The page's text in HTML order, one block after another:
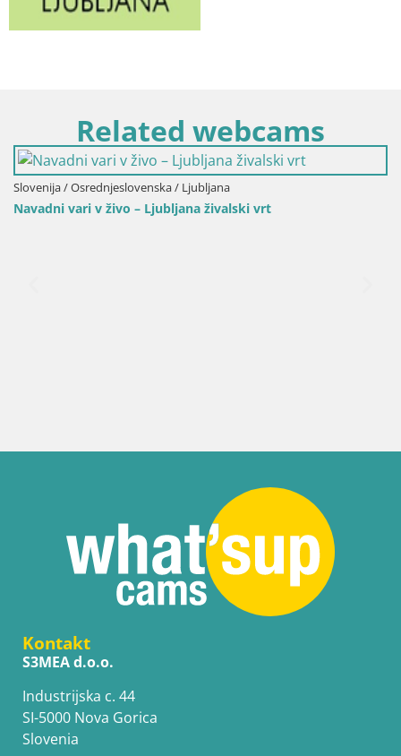
Related webcams
Slovenija / Osrednjeslovenska / Ljubljana
Navadni vari v živo – Ljubljana živalski vrt
Kontakt
S3MEA d.o.o.
Industrijska c. 44
SI-5000 Nova Gorica
Slovenia